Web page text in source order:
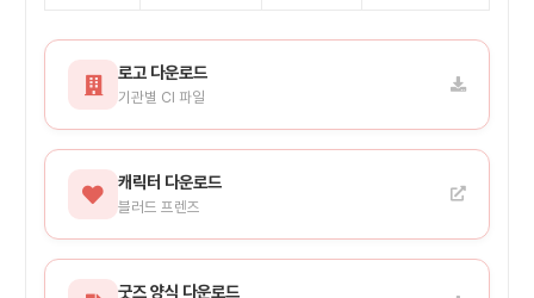
로고 다운로드
기관별 CI 파일
캐릭터 다운로드
블러드 프렌즈
굿즈 양식 다운로드